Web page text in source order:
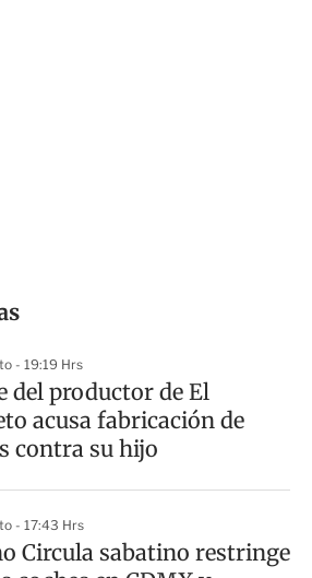
- 19:19 Hrs
del productor de El
acusa fabricación de
contra su hijo
- 17:43 Hrs
Circula sabatino restringe